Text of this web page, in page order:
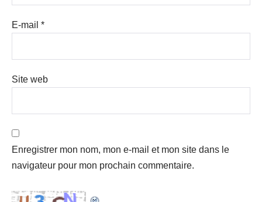
E-mail *
Site web
Enregistrer mon nom, mon e-mail et mon site dans le
navigateur pour mon prochain commentaire.